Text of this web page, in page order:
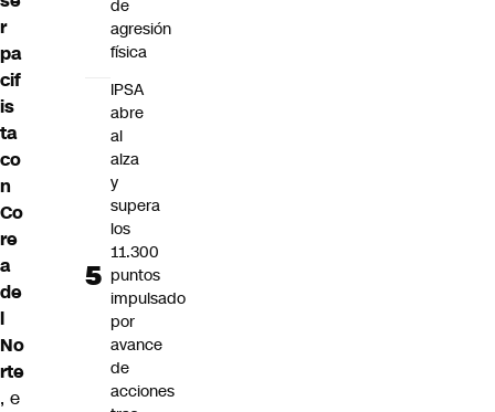
r
pa
cif
is
ta
co
n
Co
re
a
de
l
No
rte
, e
de
agresión
física
IPSA
abre
al
alza
y
supera
los
11.300
puntos
impulsado
por
avance
de
acciones